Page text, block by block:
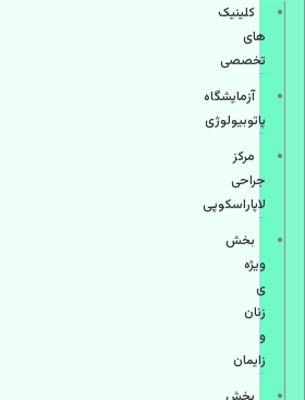
کلینیک
های
تخصصی
آزمایشگاه
پاتوبیولوژی
مرکز
جراحی
لاپاراسکوپی
بخش
ویژه
ی
زنان
و
زایمان